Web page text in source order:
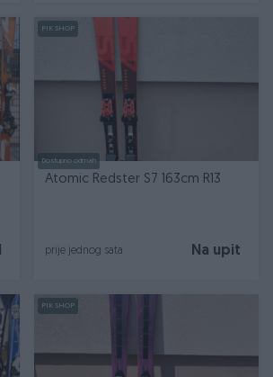
PIK SHOP
Dostupno odmah
Atomic Redster S7 163cm R13
Na upit
prije jednog sata
PIK SHOP